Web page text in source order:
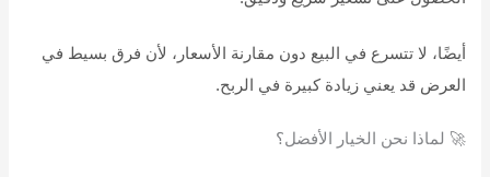
أيضًا، لا تتسرع في البيع دون مقارنة الأسعار، لأن فرق بسيط في
العرض قد يعني زيادة كبيرة في الربح.
🚀 لماذا نحن الخيار الأفضل؟